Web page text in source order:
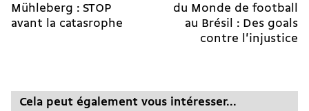
Mühleberg : STOP
avant la catasrophe
du Monde de football
au Brésil : Des goals
contre l'injustice
Cela peut également vous intéresser...